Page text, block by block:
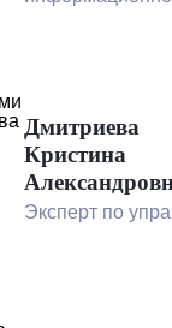
Дмитриева
Кристина
Эксперт по